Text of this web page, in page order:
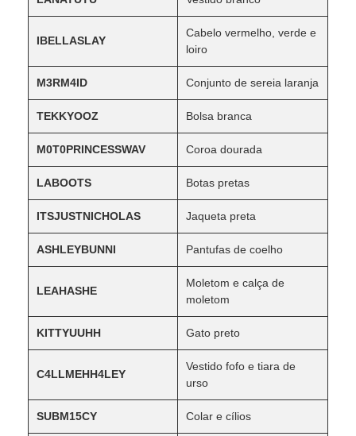
IBELLASLAY
Cabelo vermelho, verde e
loiro
M3RM4ID Conjunto de sereia laranja
TEKKYOOZ Bolsa branca
M0T0PRINCESSWAV Coroa dourada
LABOOTS Botas pretas
ITSJUSTNICHOLAS Jaqueta preta
ASHLEYBUNNI Pantufas de coelho
LEAHASHE
Moletom e calça de
moletom
KITTYUUHH Gato preto
C4LLMEHH4LEY
Vestido fofo e tiara de
urso
SUBM15CY Colar e cílios